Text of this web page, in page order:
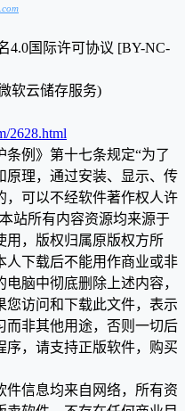
4.0国际许可协议 [BY-NC-
软云储存服务)
2628.html
例》第十七条规定“为了
原理，通过安装、显示、传
，可以不经软件著作权人许
站所有内容资源均来源于
用，版权归属原版权方所
人下载后不能用作商业或非
脑中彻底删除上述内容，
您访问和下载此文件，表示
而非其他用途，否则一切后
序，请支持正版软件，购买
件信息均来自网络，所有资